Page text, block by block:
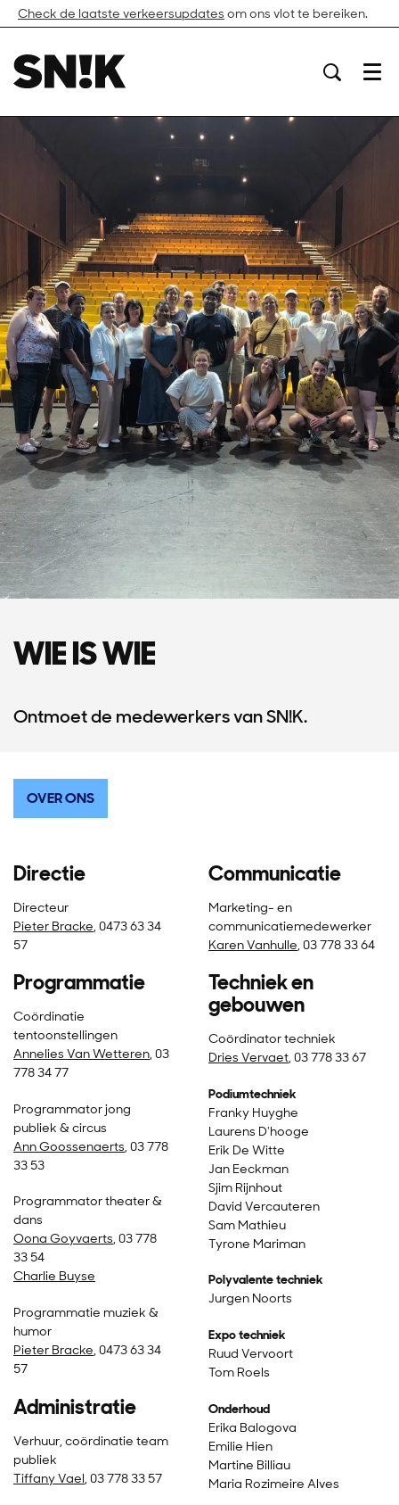
Check de laatste verkeersupdates om ons vlot te bereiken.
Menu
WIE IS WIE
Ontmoet de medewerkers van SN!K.
OVER ONS
Directie
Directeur
Pieter Bracke , 0473 63 34
57
Programmatie
Coördinatie
tentoonstellingen
Annelies Van Wetteren, 03
778 34 77
Programmator jong
publiek & circus
Ann Goossenaerts, 03 778
33 53
Programmator theater &
dans
Oona Goyvaerts, 03 778
33 54
Charlie Buyse
Programmatie muziek &
humor
Pieter Bracke, 0473 63 34
57
Administratie
Verhuur, coördinatie team
publiek
Tiffany Vael , 03 778 33 57
Communicatie
Marketing- en
communicatiemedewerker
Karen Vanhulle , 03 778 33 64
Techniek en
gebouwen
Coördinator techniek
Dries Vervaet, 03 778 33 67
Podiumtechniek
Franky Huyghe
Laurens D'hooge
Erik De Witte
Jan Eeckman
Sjim Rijnhout
David Vercauteren
Sam Mathieu
Tyrone Mariman
Polyvalente techniek
Jurgen Noorts
Expo techniek
Ruud Vervoort
Tom Roels
Onderhoud
Erika Balogova
Emilie Hien
Martine Billiau
Maria Rozimeire Alves